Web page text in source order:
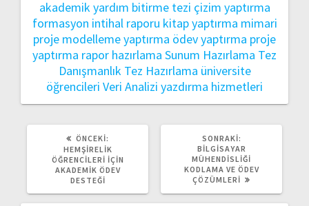
akademik yardım bitirme tezi çizim yaptırma
formasyon intihal raporu kitap yaptırma mimari
proje modelleme yaptırma ödev yaptırma proje
yaptırma rapor hazırlama Sunum Hazırlama Tez
Danışmanlık Tez Hazırlama üniversite
öğrencileri Veri Analizi yazdırma hizmetleri
ÖNCEKI:
YAZI:
HEMŞIRELIK
ÖĞRENCILERI İÇIN
AKADEMIK ÖDEV
DESTEĞI
SONRAKI:
YAZI:
BILGISAYAR
MÜHENDISLIĞI
KODLAMA VE ÖDEV
ÇÖZÜMLERI